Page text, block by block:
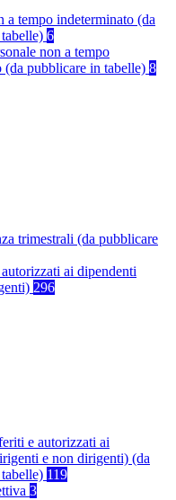
a tempo indeterminato (da
6
non a tempo
(da pubblicare in tabelle) 8
trimestrali (da pubblicare
ai dipendenti
296
e autorizzati ai
e non dirigenti) (da
119
3